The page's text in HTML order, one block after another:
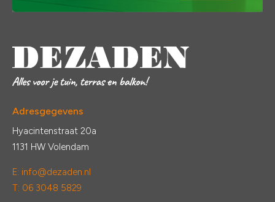
Adresgegevens
Hyacintenstraat 20a
1131 HW Volendam
E: info@dezaden.nl
T: 06 3048 5829